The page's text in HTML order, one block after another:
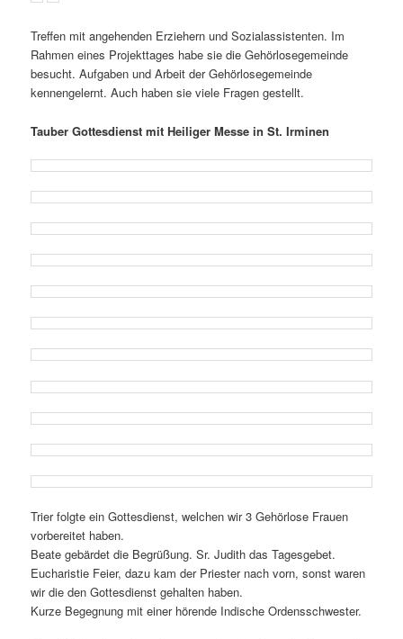
Treffen mit angehenden Erziehern und Sozialassistenten. Im
Rahmen eines Projekttages habe sie die Gehörlosegemeinde
besucht. Aufgaben und Arbeit der Gehörlosegemeinde
kennengelernt. Auch haben sie viele Fragen gestellt.
Tauber Gottesdienst mit Heiliger Messe in St. Irminen
Trier folgte ein Gottesdienst, welchen wir 3 Gehörlose Frauen
vorbereitet haben.
Beate gebärdet die Begrüßung. Sr. Judith das Tagesgebet.
Eucharistie Feier, dazu kam der Priester nach vorn, sonst waren
wir die den Gottesdienst gehalten haben.
Kurze Begegnung mit einer hörende Indische Ordensschwester.